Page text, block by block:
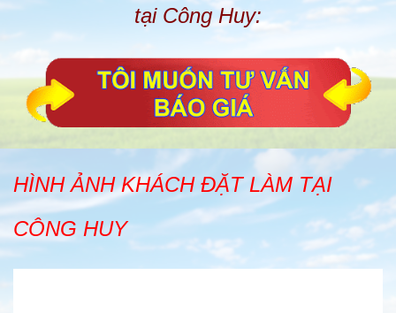
tại Công Huy:
HÌNH ẢNH KHÁCH ĐẶT LÀM TẠI
CÔNG HUY